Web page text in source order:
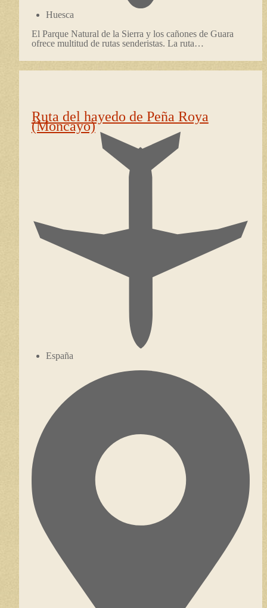
Huesca
El Parque Natural de la Sierra y los cañones de Guara
ofrece multitud de rutas senderistas. La ruta…
Ruta del hayedo de Peña Roya
(Moncayo)
España